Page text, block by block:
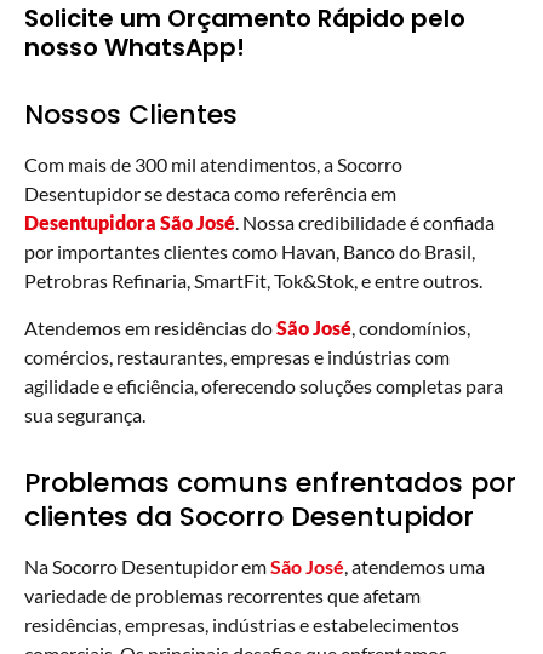
Solicite um Orçamento Rápido pelo
nosso WhatsApp!
Nossos Clientes
Com mais de 300 mil atendimentos, a Socorro
Desentupidor se destaca como referência em
Desentupidora São José. Nossa credibilidade é confiada
por importantes clientes como Havan, Banco do Brasil,
Petrobras Refinaria, SmartFit, Tok&Stok, e entre outros.
Atendemos em residências doSão José , condomínios,
comércios, restaurantes, empresas e indústrias com
agilidade e eficiência, oferecendo soluções completas para
sua segurança.
Problemas comuns enfrentados por
clientes da Socorro Desentupidor
Na Socorro Desentupidor emSão José , atendemos uma
variedade de problemas recorrentes que afetam
residências, empresas, indústrias e estabelecimentos